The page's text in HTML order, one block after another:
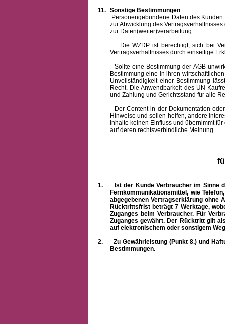
11. Sonstige Bestimmungen
Personengebundene Daten des Kunden
zur Abwicklung des
zur Daten(weiter)verarbeitung.
Die WZDP ist berechtigt, sich bei
Vertragsverhältnisses durch einseitige
Sollte eine Bestimmung der AGB
Bestimmung eine in ihren
Unvollständigkeit einer Bestimmung
Recht. Die Anwendbarkeit des UN-
und Zahlung und Gerichtsstand für alle
Der Content in der Dokumentation oder
Hinweise und sollen helfen, andere
Inhalte keinen Einfluss und übernimmt
auf deren rechtsverbindliche Meinung.
1.
Ist der Kunde Verbraucher im Sinne
Fernkommunikationsmittel, wie
abgegebenen Vertragserklärung ohne
Rücktrittsfrist beträgt 7 Werktage,
Zuganges beim Verbraucher. Für
Zuganges gewährt. Der Rücktritt gilt
auf elektronischem oder sonstigem
2.
Zu Gewährleistung (Punkt 8.) und
Bestimmungen.